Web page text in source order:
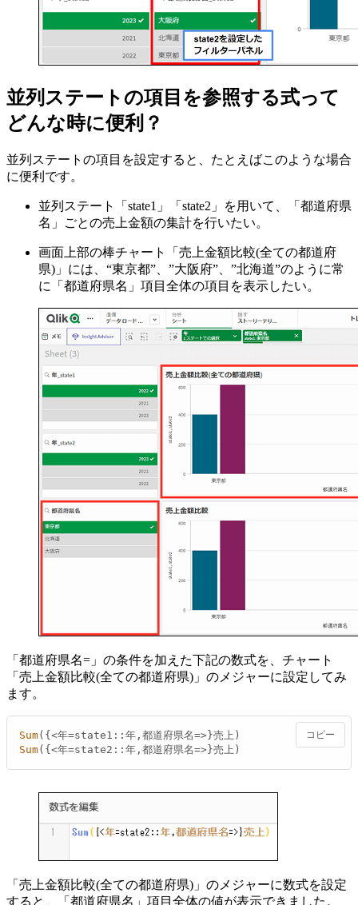
並列ステートの項目を参照する式って
どんな時に便利？
並列ステートの項目を設定すると、たとえばこのような場合
に便利です。
並列ステート「state1」「state2」を用いて、「都道府県
名」ごとの売上金額の集計を行いたい。
画面上部の棒チャート「売上金額比較(全ての都道府
県)」には、“東京都”、”大阪府”、”北海道”のように常
に「都道府県名」項目全体の項目を表示したい。
「都道府県名=」の条件を加えた下記の数式を、チャート
「売上金額比較(全ての都道府県)」のメジャーに設定してみ
ます。
Sum
Sum({<年=state2::年,都道府県名=>}売上)
コピー
「売上金額比較(全ての都道府県)」のメジャーに数式を設定
すると、「都道府県名」項目全体の値が表示できました。